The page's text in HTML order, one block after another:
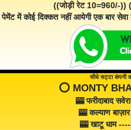
((जोड़ी रेट 10=960/-
में कोई दिक्कत नहीं आयेगी एक बार
सीधे सट्टा कंपनी
⭕️ MONTY
🎰 फरीदाबाद
🎰 कल्याण
🎰 खाटू धाम